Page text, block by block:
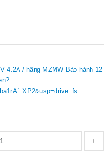
4.2A / hãng MZMW Bảo hành 12
+